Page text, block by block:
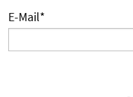
E-Mail*